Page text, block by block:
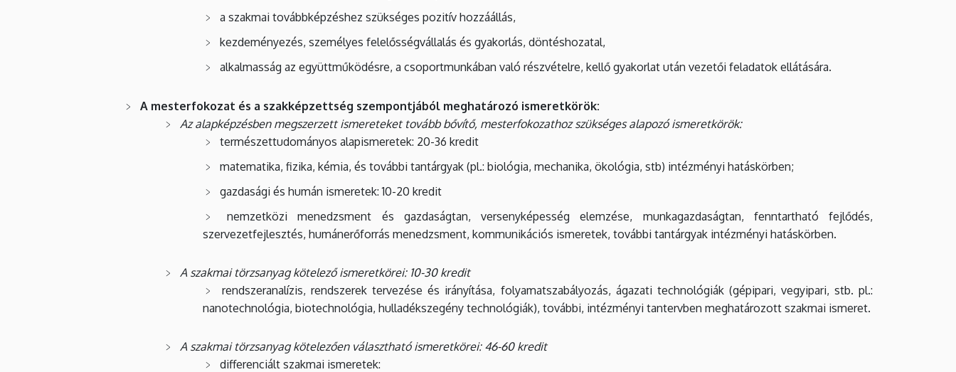
a szakmai továbbképzéshez szükséges pozitív hozzáállás,
kezdeményezés, személyes felelősségvállalás és gyakorlás, döntéshozatal,
alkalmasság az együttműködésre, a csoportmunkában való részvételre, kellő gyakorlat után vezetői feladatok ellátására.
A mesterfokozat és a szakképzettség szempontjából meghatározó ismeretkörök:
Az alapképzésben megszerzett ismereteket tovább bővítő, mesterfokozathoz szükséges alapozó ismeretkörök:
természettudományos alapismeretek: 20-36 kredit
matematika, fizika, kémia, és további tantárgyak (pl.: biológia, mechanika, ökológia, stb) intézményi hatáskörben;
gazdasági és humán ismeretek: 10-20 kredit
nemzetközi menedzsment és gazdaságtan, versenyképesség elemzése, munkagazdaságtan, fenntartható fejlődés,
szervezetfejlesztés, humánerőforrás menedzsment, kommunikációs ismeretek, további tantárgyak intézményi hatáskörben.
A szakmai törzsanyag kötelező ismeretkörei: 10-30 kredit
rendszeranalízis, rendszerek tervezése és irányítása, folyamatszabályozás, ágazati technológiák (gépipari, vegyipari, stb. pl.:
nanotechnológia, biotechnológia, hulladékszegény technológiák), további, intézményi tantervben meghatározott szakmai ismeret.
A szakmai törzsanyag kötelezően választható ismeretkörei: 46-60 kredit
differenciált szakmai ismeretek: